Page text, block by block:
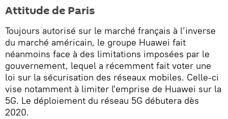
Attitude de Paris
Toujours autorisé sur le marché français à l’inverse
du marché américain, le groupe Huawei fait
néanmoins face à des limitations imposées par le
gouvernement, lequel a récemment fait voter une
loi sur la sécurisation des réseaux mobiles. Celle-ci
vise notamment à limiter l'emprise de Huawei sur la
5G. Le déploiement du réseau 5G débutera dès
2020.